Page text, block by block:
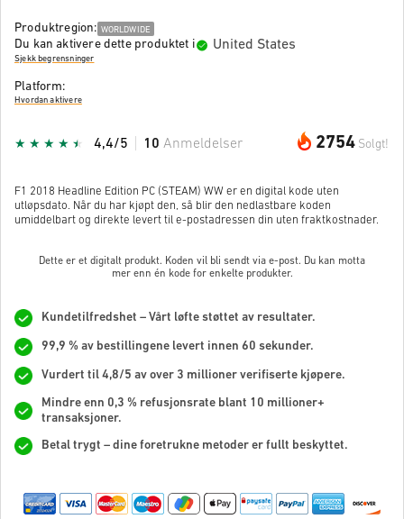
Produktregion: WORLDWIDE
Du kan aktivere dette produktet i United States
Sjekk begrensninger
Platform:
Hvordan aktivere
2754 Solgt!
4,4/5 10 Anmeldelser
F1 2018 Headline Edition PC (STEAM) WW er en digital kode uten
utløpsdato. Når du har kjøpt den, så blir den nedlastbare koden
umiddelbart og direkte levert til e-postadressen din uten fraktkostnader.
Dette er et digitalt produkt. Koden vil bli sendt via e-post. Du kan motta
mer enn én kode for enkelte produkter.
Kundetilfredshet – Vårt løfte støttet av resultater.
99,9 % av bestillingene levert innen 60 sekunder.
Vurdert til 4,8/5 av over 3 millioner verifiserte kjøpere.
Mindre enn 0,3 % refusjonsrate blant 10 millioner+
transaksjoner.
Betal trygt – dine foretrukne metoder er fullt beskyttet.